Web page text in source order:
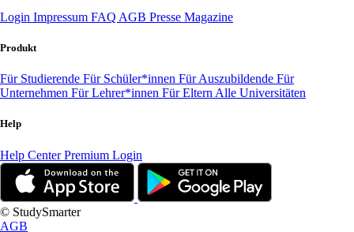
Login Impressum FAQ AGB Presse Magazine
Produkt
Für Studierende Für Schüler*innen Für Auszubildende Für
Unternehmen Für Lehrer*innen Für Eltern Alle Universitäten
Help
Help CenterPremium Login
© StudySmarter
AGB